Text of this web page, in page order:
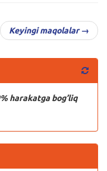
Keyingi maqolalar →
harakatga bog’liq